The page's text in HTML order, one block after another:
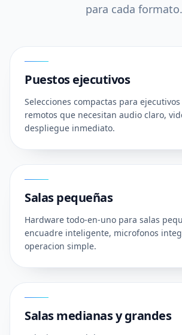
para cada formato.
Puestos ejecutivos
Selecciones compactas para
remotos que necesitan audio claro,
despliegue inmediato.
Salas pequeñas
Hardware todo-en-uno para salas
encuadre inteligente, microfonos
operacion simple.
Salas medianas y grandes